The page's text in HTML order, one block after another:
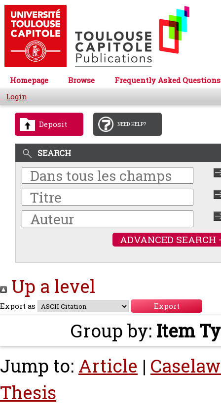
Homepage Browse
Frequently Asked Questions
Login
Deposit NEED HELP?
SEARCH
ADVANCED SEARCH
Up a level
Export as
Group by: Item
Jump to: Article |
Thesis